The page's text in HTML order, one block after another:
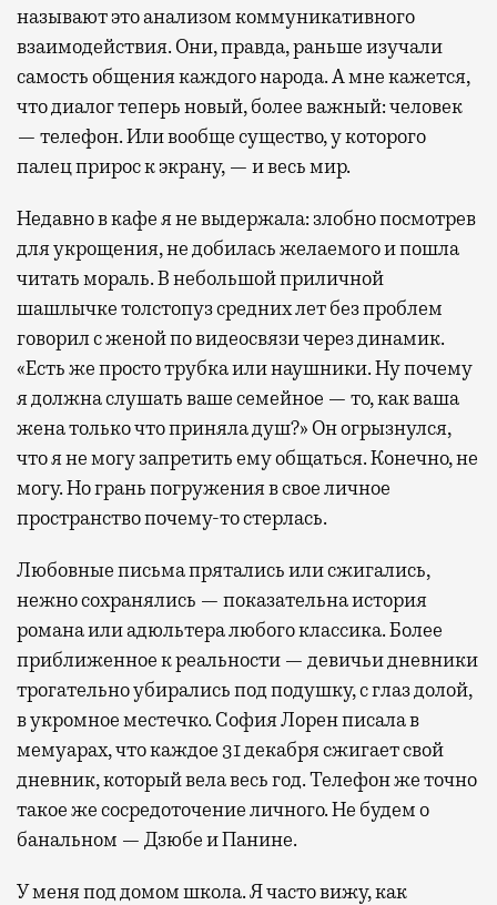
называют это анализом коммуникативного
взаимодействия. Они, правда, раньше изучали
самость общения каждого народа. А мне кажется,
что диалог теперь новый, более важный: человек
— телефон. Или вообще существо, у которого
палец прирос к экрану, — и весь мир.
Недавно в кафе я не выдержала: злобно посмотрев
для укрощения, не добилась желаемого и пошла
читать мораль. В небольшой приличной
шашлычке толстопуз средних лет без проблем
говорил с женой по видеосвязи через динамик.
«Есть же просто трубка или наушники. Ну почему
я должна слушать ваше семейное — то, как ваша
жена только что приняла душ?» Он огрызнулся,
что я не могу запретить ему общаться. Конечно, не
могу. Но грань погружения в свое личное
пространство почему-то стерлась.
Любовные письма прятались или сжигались,
нежно сохранялись — показательна история
романа или адюльтера любого классика. Более
приближенное к реальности — девичьи дневники
трогательно убирались под подушку, с глаз долой,
в укромное местечко. София Лорен писала в
мемуарах, что каждое 31 декабря сжигает свой
дневник, который вела весь год. Телефон же точно
такое же сосредоточение личного. Не будем о
банальном — Дзюбе и Панине.
У меня под домом школа. Я часто вижу, как